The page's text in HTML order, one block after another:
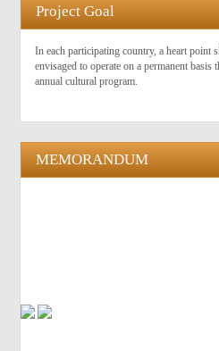
Project Goal
In each participating country, a heart point
envisaged to operate on a permanent basis
annual cultural program.
MEMORANDUM